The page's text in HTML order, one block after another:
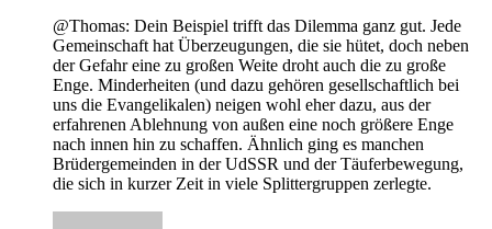
@Thomas: Dein Beispiel trifft das Dilemma ganz gut. Jede
Gemeinschaft hat Überzeugungen, die sie hütet, doch neben
der Gefahr eine zu großen Weite droht auch die zu große
Enge. Minderheiten (und dazu gehören gesellschaftlich bei
uns die Evangelikalen) neigen wohl eher dazu, aus der
erfahrenen Ablehnung von außen eine noch größere Enge
nach innen hin zu schaffen. Ähnlich ging es manchen
Brüdergemeinden in der UdSSR und der Täuferbewegung,
die sich in kurzer Zeit in viele Splittergruppen zerlegte.